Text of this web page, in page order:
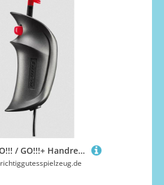
Carrera - GO!!! / GO!!!+ Handregler NEU
richtiggutesspielzeug.de